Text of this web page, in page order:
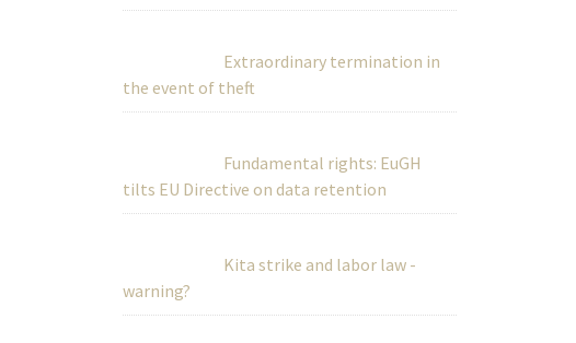
Extraordinary termination in
the event of theft
Fundamental rights: EuGH
tilts EU Directive on data retention
Kita strike and labor law -
warning?